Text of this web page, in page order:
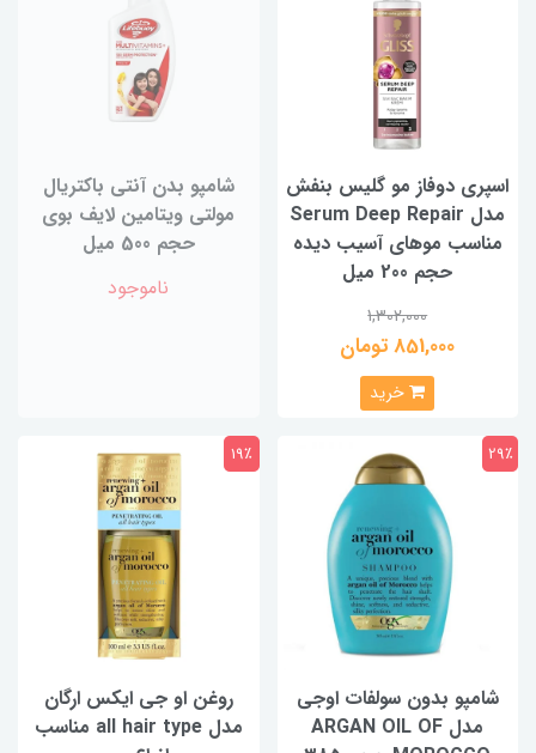
اسپری دوفاز مو گلیس بنفش
مدل Serum Deep Repair
مناسب موهای آسیب دیده
حجم 200 میل
1,302,000
851,000 تومان
خرید
شامپو بدن آنتی باکتریال
مولتی ویتامین لایف بوی
حجم 500 میل
ناموجود
شامپو بدون سولفات اوجي
مدل ARGAN OIL OF
29٪
روغن او‌ جی‌ ایکس ارگان
مدل all hair type مناسب
19٪